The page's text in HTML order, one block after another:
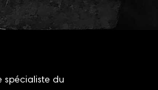
spécialiste du